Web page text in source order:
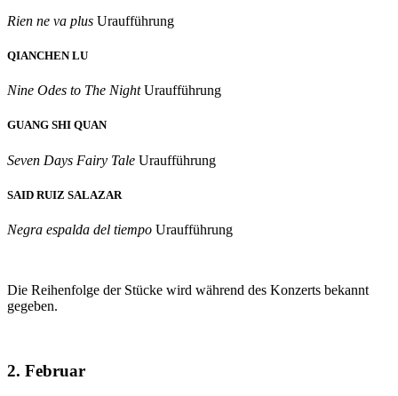
Rien ne va plus Uraufführung
QIANCHEN LU
Nine Odes to The NightUraufführung
GUANG SHI QUAN
Seven Days Fairy Tale Uraufführung
SAID RUIZ SALAZAR
Negra espalda del tiempo Uraufführung
Die Reihenfolge der Stücke wird während des Konzerts bekannt
gegeben.
2. Februar